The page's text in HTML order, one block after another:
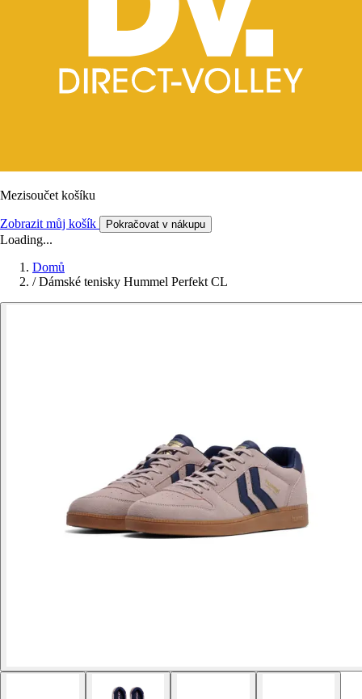
Mezisoučet košíku
Zobrazit můj košík Pokračovat v nákupu
Loading...
Domů
/ Dámské tenisky Hummel Perfekt CL